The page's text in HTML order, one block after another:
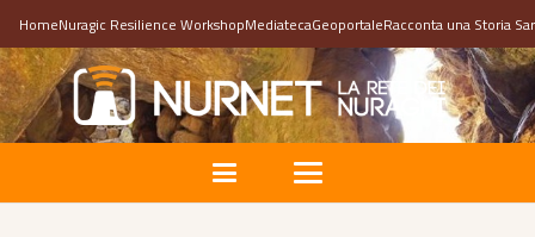
HomeNuragic Resilience WorkshopMediatecaGeoportaleRacconta una Storia